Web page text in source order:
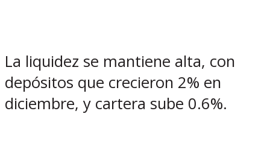
La liquidez se mantiene alta, con
depósitos que crecieron 2% en
diciembre, y cartera sube 0.6%.